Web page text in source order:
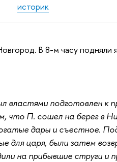
историк
В 8-м часу подняли
властями подготовлен к
что П. сошел на берег в
дары и съестное.
для царя, были затем
на прибывшие струги